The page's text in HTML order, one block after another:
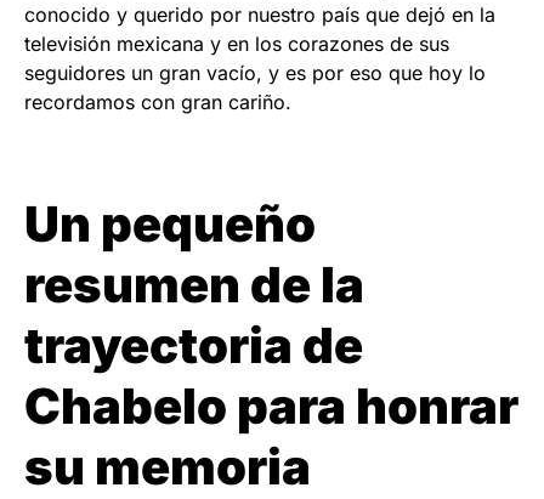
conocido y querido por nuestro país que dejó en la
televisión mexicana y en los corazones de sus
seguidores un gran vacío, y es por eso que hoy lo
recordamos con gran cariño.
Un pequeño
resumen de la
trayectoria de
Chabelo para honrar
su memoria